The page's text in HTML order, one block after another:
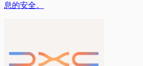
息的安全。